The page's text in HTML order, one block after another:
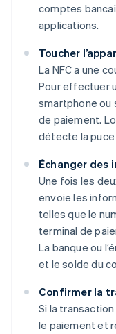
comptes
applications.
Toucher
La NFC a une
Pour effectuer
smartphone ou
de paiement.
détecte la puce
Échanger des
Une fois les
envoie les
telles que le
terminal de
La banque ou
et le solde du
Confirmer la
Si la
le paiement et